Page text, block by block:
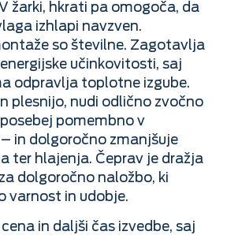
žarki, hkrati pa omogoča, da
izhlapi navzven.
so številne. Zagotavlja
učinkovitosti, saj
odpravlja toplotne izgube.
plesnijo, nudi odlično zvočno
pomembno v
in dolgoročno zmanjšuje
ter hlajenja. Čeprav je dražja
dolgoročno naložbo, ki
varnost in udobje.
in daljši čas izvedbe, saj